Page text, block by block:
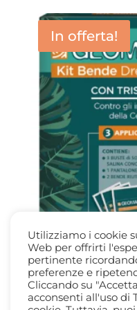
In offerta!
Geomar Kit Bende
Cellulite con Tris di
22,50€Il11,50€Il
Utilizziamo i cookie
Web per offrirti
pertinente
preferenze e
Cliccando su
acconsenti all'uso di